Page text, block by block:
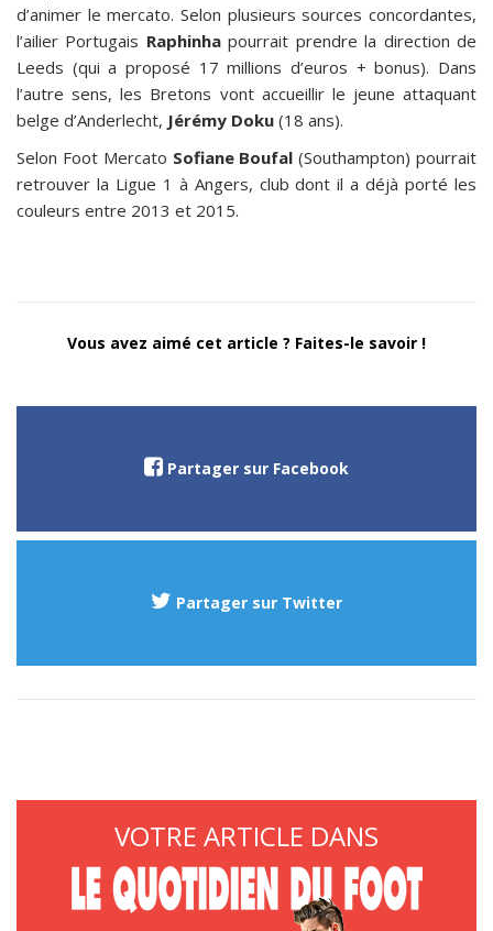
d’animer le mercato. Selon plusieurs sources concordantes,
l’ailier Portugais Raphinhapourrait prendre la direction de
Leeds (qui a proposé 17 millions d’euros + bonus). Dans
l’autre sens, les Bretons vont accueillir le jeune attaquant
belge d’Anderlecht, Jérémy Doku (18 ans).
Selon Foot Mercato Sofiane Boufal (Southampton) pourrait
retrouver la Ligue 1 à Angers, club dont il a déjà porté les
couleurs entre 2013 et 2015.
Vous avez aimé cet article ? Faites-le savoir !
Partager sur Facebook
Partager sur Twitter
VOTRE ARTICLE DANS